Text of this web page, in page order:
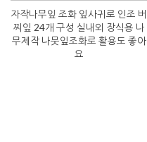
자작나무잎 조화 잎사귀로 인조 버
찌잎 24개 구성 실내외 장식용 나
무제작 나뭇잎조화로 활용도 좋아
요